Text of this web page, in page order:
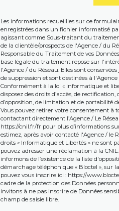
Les informations recueillies sur ce
enregistrées dans un fichier informatisé
agissant comme Sous-traitant du
de la clientèle/prospects de l'Agence / du
Responsable du Traitement de vos
base légale du traitement repose sur
l'Agence / du Réseau. Elles sont
de suppression et sont destinées à l'Agence
Conformément à la loi « informatique et
disposez des droits d’accès, de rectification,
d’opposition, de limitation et de portabilité
Vous pouvez retirer votre consentement à
contactant directement l’Agence / Le
https://cnil.fr/fr pour plus d’informations
estimez, après avoir contacté l'Agence / le
droits « Informatique et Libertés » ne sont
pouvez adresser une réclamation à la
informons de l’existence de la liste
démarchage téléphonique « Bloctel », sur
pouvez vous inscrire ici : https://
cadre de la protection des Données
invitons à ne pas inscrire de Données
champ de saisie libre.